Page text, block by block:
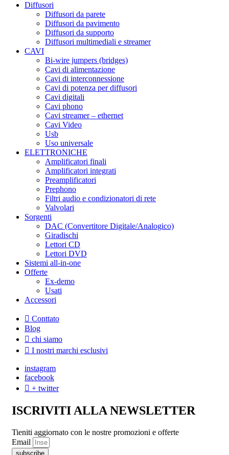
Diffusori
Diffusori da parete
Diffusori da pavimento
Diffusori da supporto
Diffusori multimediali e streamer
CAVI
Bi-wire jumpers (bridges)
Cavi di alimentazione
Cavi di interconnessione
Cavi di potenza per diffusori
Cavi digitali
Cavi phono
Cavi streamer – ethernet
Cavi Video
Usb
Uso universale
ELETTRONICHE
Amplificatori finali
Amplificatori integrati
Preamplificatori
Prephono
Filtri audio e condizionatori di rete
Valvolari
Sorgenti
DAC (Convertitore Digitale/Analogico)
Giradischi
Lettori CD
Lettori DVD
Sistemi all-in-one
Offerte
Ex-demo
Usati
Accessori
Conttato
Blog
chi siamo
I nostri marchi esclusivi
instagram
facebook
+ twitter
ISCRIVITI ALLA NEWSLETTER
Tieniti aggiornato con le nostre promozioni e offerte
Email
subscribe